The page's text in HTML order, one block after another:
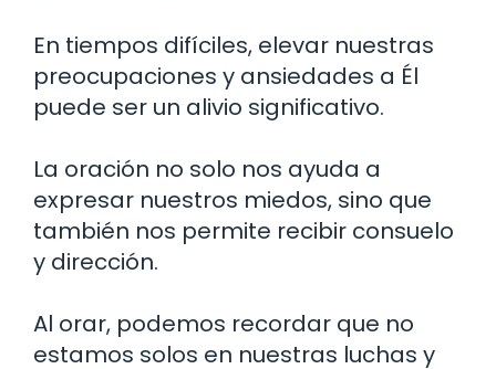
En tiempos difíciles, elevar nuestras
preocupaciones y ansiedades a Él
puede ser un alivio significativo.
La oración no solo nos ayuda a
expresar nuestros miedos, sino que
también nos permite recibir consuelo
y dirección.
Al orar, podemos recordar que no
estamos solos en nuestras luchas y